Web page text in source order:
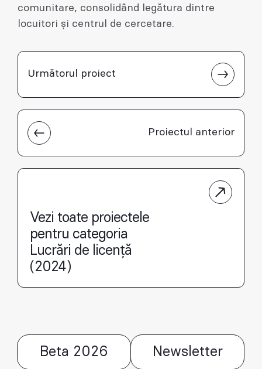
comunitare, consolidând legătura dintre
locuitori și centrul de cercetare.
Proiectul anterior
Următorul proiect
Vezi toate proiectele
pentru categoria
Lucrări de licență
(2024)
Beta 2026 Newsletter